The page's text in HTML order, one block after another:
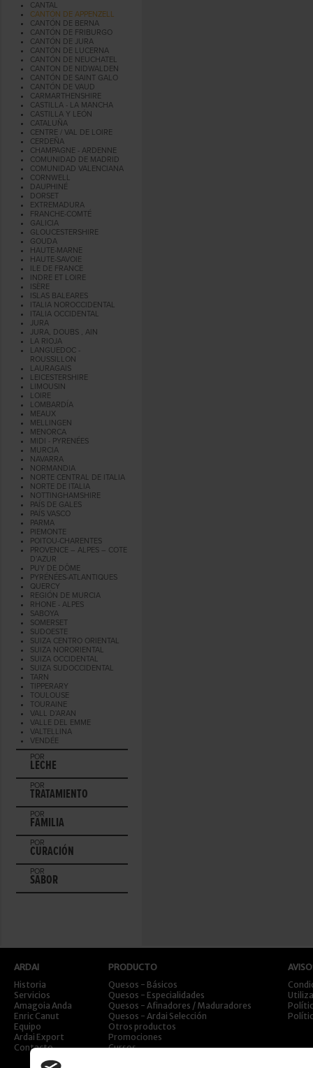
CANTAL
CANTÓN DE APPENZELL
CANTÓN DE BERNA
CANTÓN DE FRIBURGO
CANTÓN DE JURA
CANTÓN DE LUCERNA
CANTÓN DE NEUCHATEL
CANTON DE NIDWALDEN
CANTÓN DE SAINT GALO
CANTÓN DE VAUD
CARMARTHENSHIRE
CASTILLA - LA MANCHA
CASTILLA Y LEÓN
CATALUÑA
CENTRE / VAL DE LOIRE
CERDEÑA
CHAMPAGNE - ARDENNE
COMUNIDAD DE MADRID
COMUNIDAD VALENCIANA
CORNWELL
DAUPHINÉ
DORSET
EXTREMADURA
FRANCHE-COMTÉ
GALICIA
GLOUCESTERSHIRE
GOUDA
HAUTE-MARNE
HAUTE-SAVOIE
ILE DE FRANCE
INDRE ET LOIRE
ISÈRE
ISLAS BALEARES
ITALIA NOROCCIDENTAL
ITALIA OCCIDENTAL
JURA
JURA, DOUBS , AIN
LA RIOJA
LANGUEDOC -
ROUSSILLON
LAURAGAIS
LEICESTERSHIRE
LIMOUSIN
LOIRE
LOMBARDÍA
MEAUX
MELLINGEN
MENORCA
MIDI - PYRENÉES
MURCIA
NAVARRA
NORMANDIA
NORTE CENTRAL DE ITALIA
NORTE DE ITALIA
NOTTINGHAMSHIRE
PAÍS DE GALES
PAÍS VASCO
PARMA
PIEMONTE
POITOU-CHARENTES
PROVENCE – ALPES – COTE
D’AZUR
PUY DE DÔME
PYRÉNÉES-ATLANTIQUES
QUERCY
REGIÓN DE MURCIA
RHONE - ALPES
SABOYA
SOMERSET
SUDOESTE
SUIZA CENTRO ORIENTAL
SUIZA NORORIENTAL
SUIZA OCCIDENTAL
SUIZA SUDOCCIDENTAL
TARN
TIPPERARY
TOULOUSE
TOURAINE
VALL D'ARAN
VALLE DEL EMME
VALTELLINA
VENDÉE
POR
LECHE
POR
TRATAMIENTO
POR
FAMILIA
POR
CURACIÓN
POR
SABOR
ARDAI
Historia
Servicios
Amagoia Anda
Enric Canut
Equipo
Ardai Export
Contacto
PRODUCTO
Quesos - Básicos
Quesos - Especialidades
Quesos - Afinadores / Maduradores
Quesos - Ardai Selección
Otros productos
Promociones
Cursos